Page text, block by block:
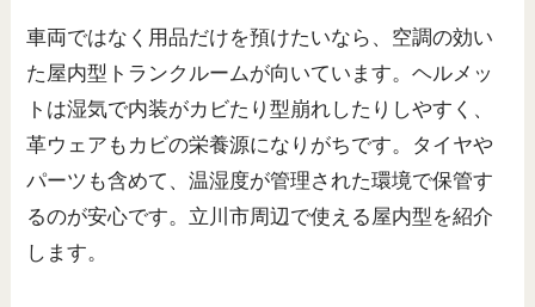
車両ではなく用品だけを預けたいなら、空調の効い
た屋内型トランクルームが向いています。ヘルメッ
トは湿気で内装がカビたり型崩れしたりしやすく、
革ウェアもカビの栄養源になりがちです。タイヤや
パーツも含めて、温湿度が管理された環境で保管す
るのが安心です。立川市周辺で使える屋内型を紹介
します。